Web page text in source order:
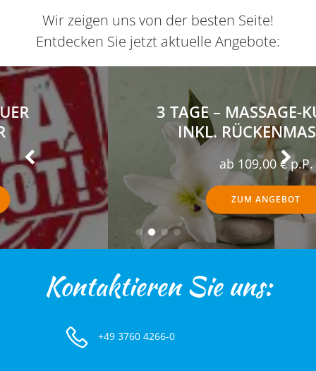
Wir zeigen uns von der besten Seite!
Entdecken Sie jetzt aktuelle Angebote:
3 TAGE – MASSAGE-KURZTRIP
INKL. RÜCKENMASSAGE
ab 109,00 € p.P.
ZUM ANGEBOT
Kontaktieren Sieuns:
+49 3760 4266-0